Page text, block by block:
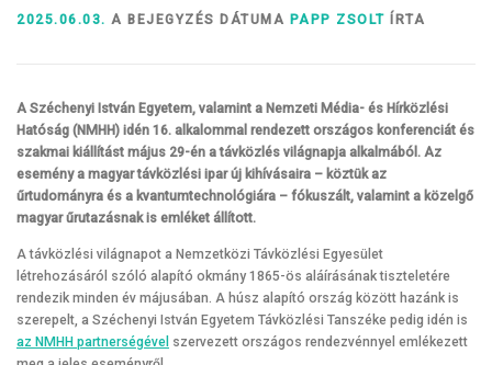
SZOLGÁLTATÁSOK ÉVFOLYAMOK
2025.06.03. A BEJEGYZÉS DÁTUMA PAPP ZSOLT ÍRTA
A Széchenyi István Egyetem, valamint a Nemzeti Média- és Hírközlési
Hatóság (NMHH) idén 16. alkalommal rendezett országos konferenciát és
szakmai kiállítást május 29-én a távközlés világnapja alkalmából. Az
esemény a magyar távközlési ipar új kihívásaira – köztük az
űrtudományra és a kvantumtechnológiára – fókuszált, valamint a közelgő
magyar űrutazásnak is emléket állított.
A távközlési világnapot a Nemzetközi Távközlési Egyesület
létrehozásáról szóló alapító okmány 1865-ös aláírásának tiszteletére
rendezik minden év májusában. A húsz alapító ország között hazánk is
szerepelt, a Széchenyi István Egyetem Távközlési Tanszéke pedig idén is
az NMHH partnerségével szervezett országos rendezvénnyel emlékezett